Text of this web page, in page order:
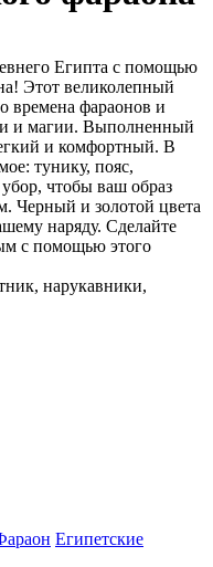
Египта с помощью
Этот великолепный
времена фараонов и
и магии. Выполненный
и комфортный. В
тунику, пояс,
чтобы ваш образ
Черный и золотой цвета
наряду. Сделайте
с помощью этого
нарукавники,
Египетские